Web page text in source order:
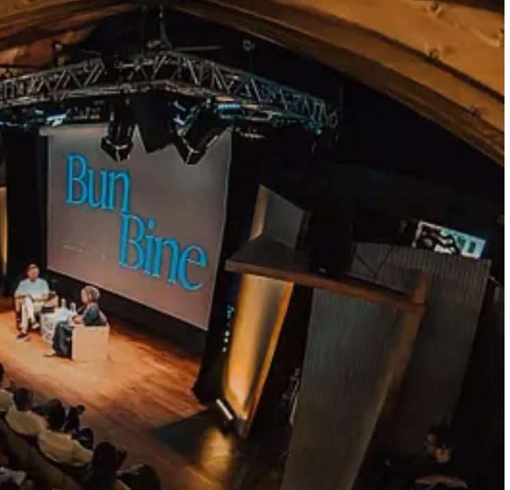
materialul de sambata asta este pentru tine.
afecteaza milioane persoane. Vom analiza pe rand principalele 3 cauze ale oboselii cronice: cele de stil de viata, cele
sa faci o schimbare.
e bine sa consulti medicul pentru a gestiona mai bine oboseala cronica.
vedea inaintea tuturor pentru ca esti abonat la acest newsletter.👇🏼